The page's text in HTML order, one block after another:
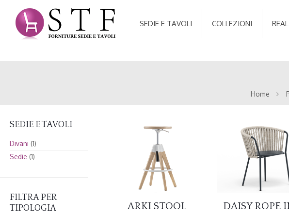
SEDIE E TAVOLI COLLEZIONI
Home
ARKI STOOL DAISY ROPE
SEDIE E TAVOLI
Divani (1)
Sedie (1)
FILTRA PER
TIPOLOGIA